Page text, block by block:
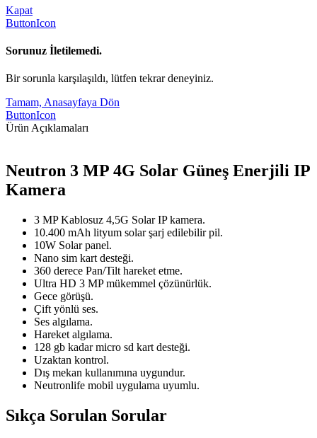
Kapat
ButtonIcon
Sorunuz İletilemedi.
Bir sorunla karşılaşıldı, lütfen tekrar deneyiniz.
Tamam, Anasayfaya Dön
ButtonIcon
Ürün Açıklamaları
Neutron 3 MP 4G Solar Güneş Enerjili IP
Kamera
3 MP Kablosuz 4,5G Solar IP kamera.
10.400 mAh lityum solar şarj edilebilir pil.
10W Solar panel.
Nano sim kart desteği.
360 derece Pan/Tilt hareket etme.
Ultra HD 3 MP mükemmel çözünürlük.
Gece görüşü.
Çift yönlü ses.
Ses algılama.
Hareket algılama.
128 gb kadar micro sd kart desteği.
Uzaktan kontrol.
Dış mekan kullanımına uygundur.
Neutronlife mobil uygulama uyumlu.
Sıkça Sorulan Sorular